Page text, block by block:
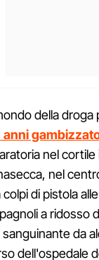
della
nel
nel
colpi di pistola
a ridosso
da
dell'ospedale